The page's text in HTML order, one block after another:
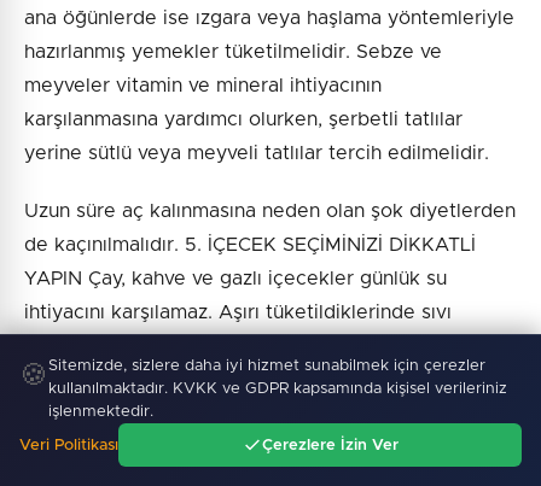
ana öğünlerde ise ızgara veya haşlama yöntemleriyle
hazırlanmış yemekler tüketilmelidir. Sebze ve
meyveler vitamin ve mineral ihtiyacının
karşılanmasına yardımcı olurken, şerbetli tatlılar
yerine sütlü veya meyveli tatlılar tercih edilmelidir.
Uzun süre aç kalınmasına neden olan şok diyetlerden
de kaçınılmalıdır. 5. İÇECEK SEÇİMİNİZİ DİKKATLİ
YAPIN Çay, kahve ve gazlı içecekler günlük su
ihtiyacını karşılamaz. Aşırı tüketildiklerinde sıvı
Yaz aylarında suyun yanı sıra ayran, süt, sade maden
suyu ve şekersiz komposto gibi içecekler daha
doğru seçeneklerdir. Gün boyu yeterli miktarda sıvı
🍪 Sitemizde, sizlere daha iyi hizmet sunabilmek için çerezler
kullanılmaktadır. KVKK ve GDPR kapsamında kişisel verileriniz
işlenmektedir.
Veri Politikası Çerezlere İzin Ver
Gündem Ara Menü